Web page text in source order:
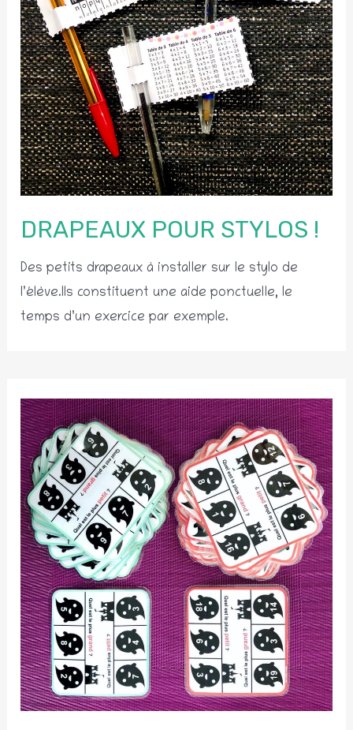
DRAPEAUX POUR STYLOS !
Des petits drapeaux à installer sur le stylo de
l’élève.Ils constituent une aide ponctuelle, le
temps d’un exercice par exemple.